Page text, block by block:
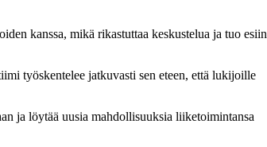
kanssa, mikä rikastuttaa keskustelua ja tuo esiin
työskentelee jatkuvasti sen eteen, että lukijoille
ja löytää uusia mahdollisuuksia liiketoimintansa